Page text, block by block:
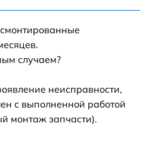
случаем?
неисправности,
с выполненной работой
монтаж запчасти).